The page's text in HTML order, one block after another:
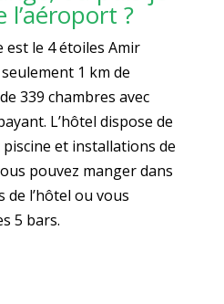
l’aéroport ?
est le 4 étoiles Amir
1 km de
339 chambres avec
L’hôtel dispose de
et installations de
pouvez manger dans
de l’hôtel ou vous
5 bars.